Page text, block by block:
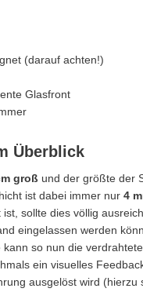
(darauf achten!)
Glasfront
Überblick
groß und der größte der
ist dabei immer nur 4
sollte dies völlig
eingelassen werden
so nun die
ein visuelles
ausgelöst wird